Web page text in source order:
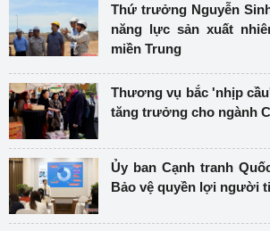
Thứ trưởng Nguyễn
năng lực sản xuất
miền Trung
Thương vụ bắc 'nhịp
tăng trưởng cho ngành
Ủy ban Cạnh tranh
Bảo vệ quyền lợi người